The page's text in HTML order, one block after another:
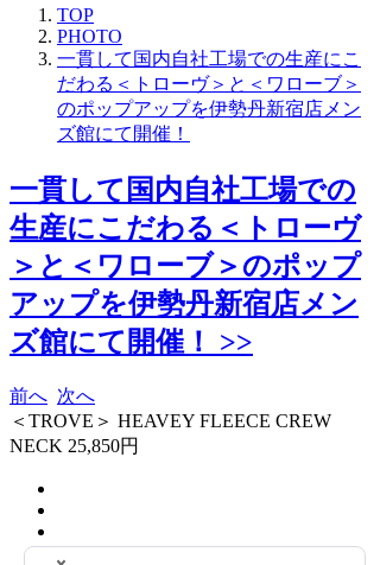
TOP
PHOTO
一貫して国内自社工場での生産にこ
だわる＜トローヴ＞と＜ワローブ＞
のポップアップを伊勢丹新宿店メン
ズ館にて開催！
一貫して国内自社工場での
生産にこだわる＜トローヴ
＞と＜ワローブ＞のポップ
アップを伊勢丹新宿店メン
ズ館にて開催！ >>
前へ 次へ
＜TROVE＞ HEAVEY FLEECE CREW
NECK 25,850円